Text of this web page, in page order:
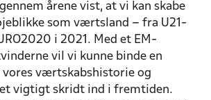
årene vist, at vi kan skabe
som værtsland – fra U21-
i 2021. Med et EM-
vil vi kunne binde en
vores værtskabshistorie og
vigtigt skridt ind i fremtiden.